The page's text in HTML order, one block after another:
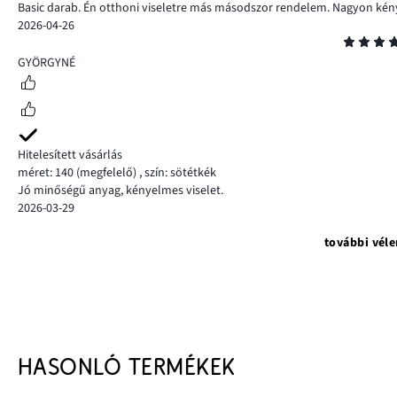
Basic darab. Én otthoni viseletre más másodszor rendelem. Nagyon
2026-04-26
5
GYÖRGYNÉ
Hitelesített vásárlás
méret: 140 (megfelelő) ,szín: sötétkék
Jó minőségű anyag, kényelmes viselet.
2026-03-29
további
HASONLÓ TERMÉKEK